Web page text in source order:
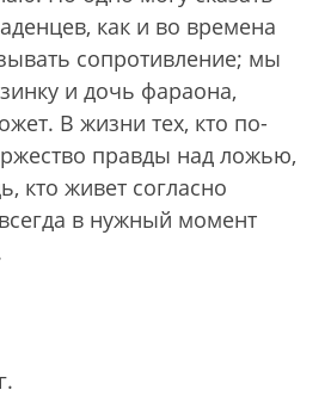
как и во времена
сопротивление; мы
и дочь фараона,
В жизни тех, кто по-
правды над ложью,
кто живет согласно
в нужный момент